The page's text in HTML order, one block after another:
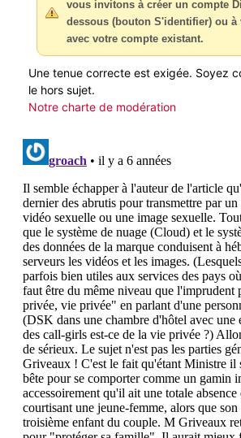
vous invitons à créer un compte
dessous (bouton S'identifier) ou à
avec votre compte existant.
Une tenue correcte est exigée. Soyez
le hors sujet.
Notre charte de modération